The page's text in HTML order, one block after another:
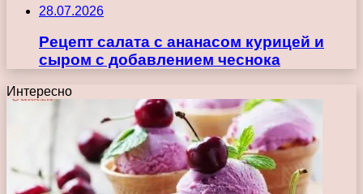
28.07.2026
Рецепт салата с ананасом курицей и
сыром с добавлением чеснока
Интересно